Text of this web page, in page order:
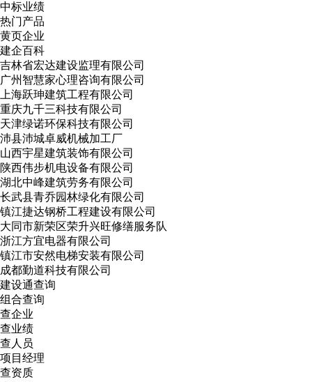
中标业绩
热门产品
黄页企业
建企百科
吉林省宏达建设监理有限公司
广州智慧家心理咨询有限公司
上海跃珅建筑工程有限公司
重庆九千三科技有限公司
天津绿诺环保科技有限公司
沛县沛城卓威机械加工厂
山西宇星建筑装饰有限公司
陕西伟步机电设备有限公司
湖北中峰建筑劳务有限公司
长武县青乔园林绿化有限公司
镇江捷达钢桥工程建设有限公司
大同市新荣区荣升兴旺修缮服务队
浙江方宜电器有限公司
镇江市安然电梯安装有限公司
成都勤道科技有限公司
建设通查询
组合查询
查企业
查业绩
查人员
项目经理
查资质